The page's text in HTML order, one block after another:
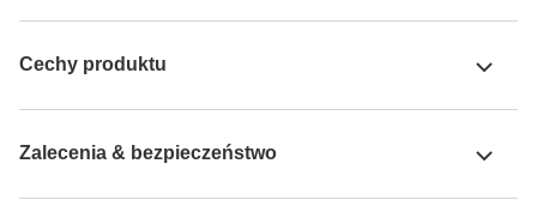
Cechy produktu
Zalecenia & bezpieczeństwo